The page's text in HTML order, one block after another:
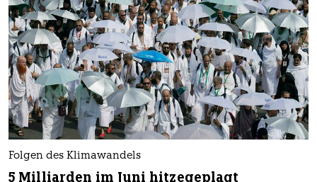
Folgen des Klimawandels
5 Milliarden im Juni hitzegeplagt